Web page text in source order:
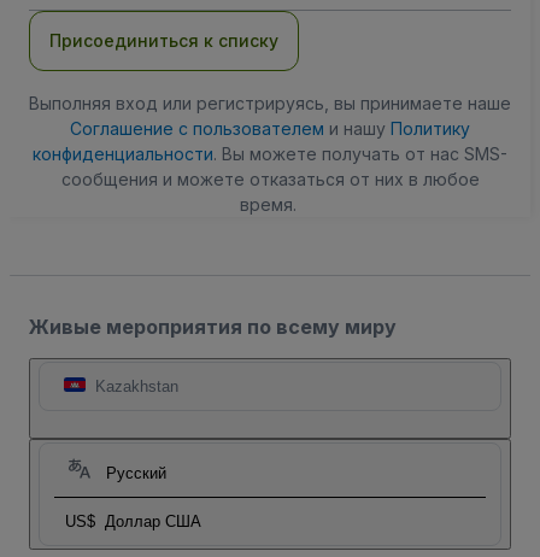
Присоединиться к списку
Выполняя вход или регистрируясь, вы принимаете наше
Соглашение с пользователем и нашу Политику
конфиденциальности. Вы можете получать от нас SMS-
сообщения и можете отказаться от них в любое
время.
Живые мероприятия по всему миру
Kazakhstan
Русский
US$ Доллар США